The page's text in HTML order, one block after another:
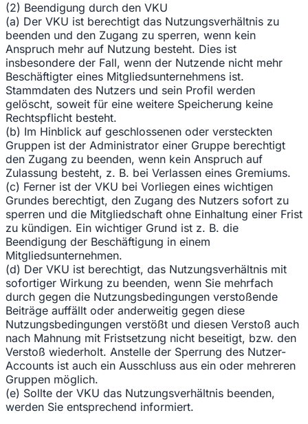
(2) Beendigung durch den VKU
(a) Der VKU ist berechtigt das Nutzungsverhältnis zu
beenden und den Zugang zu sperren, wenn kein
Anspruch mehr auf Nutzung besteht. Dies ist
insbesondere der Fall, wenn der Nutzende nicht mehr
Beschäftigter eines Mitgliedsunternehmens ist.
Stammdaten des Nutzers und sein Profil werden
gelöscht, soweit für eine weitere Speicherung keine
Rechtspflicht besteht.
(b) Im Hinblick auf geschlossenen oder versteckten
Gruppen ist der Administrator einer Gruppe berechtigt
den Zugang zu beenden, wenn kein Anspruch auf
Zulassung besteht, z. B. bei Verlassen eines Gremiums.
(c) Ferner ist der VKU bei Vorliegen eines wichtigen
Grundes berechtigt, den Zugang des Nutzers sofort zu
sperren und die Mitgliedschaft ohne Einhaltung einer Frist
zu kündigen. Ein wichtiger Grund ist z. B. die
Beendigung der Beschäftigung in einem
Mitgliedsunternehmen.
(d) Der VKU ist berechtigt, das Nutzungsverhältnis mit
sofortiger Wirkung zu beenden, wenn Sie mehrfach
durch gegen die Nutzungsbedingungen verstoßende
Beiträge auffällt oder anderweitig gegen diese
Nutzungsbedingungen verstößt und diesen Verstoß auch
nach Mahnung mit Fristsetzung nicht beseitigt, bzw. den
Verstoß wiederholt. Anstelle der Sperrung des Nutzer-
Accounts ist auch ein Ausschluss aus ein oder mehreren
Gruppen möglich.
(e) Sollte der VKU das Nutzungsverhältnis beenden,
werden Sie entsprechend informiert.